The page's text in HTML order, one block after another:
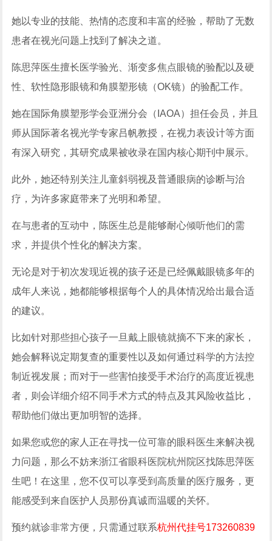
她以专业的技能、热情的态度和丰富的经验，帮助了无数
患者在视光问题上找到了解决之道。
陈思萍医生擅长医学验光、渐变多焦点眼镜的验配以及硬
性、软性隐形眼镜和角膜塑形镜（OK镜）的验配工作。
她在国际角膜塑形学会亚洲分会（IAOA）担任会员，并且
师从国际著名视光学专家吕帆教授，在视力表设计等方面
有深入研究，其研究成果被收录在国内核心期刊中展示。
此外，她还特别关注儿童斜弱视及普通眼病的诊断与治
疗，为许多家庭带来了光明和希望。
在与患者的互动中，陈医生总是能够耐心倾听他们的需
求，并提供个性化的解决方案。
无论是对于初次发现近视的孩子还是已经佩戴眼镜多年的
成年人来说，她都能够根据每个人的具体情况给出最合适
的建议。
比如针对那些担心孩子一旦戴上眼镜就摘不下来的家长，
她会解释说定期复查的重要性以及如何通过科学的方法控
制近视发展；而对于一些害怕接受手术治疗的高度近视患
者，则会详细介绍不同手术方式的特点及其风险收益比，
帮助他们做出更加明智的选择。
如果您或您的家人正在寻找一位可靠的眼科医生来解决视
力问题，那么不妨来浙江省眼科医院杭州院区找陈思萍医
生吧！在这里，您不仅可以享受到高质量的医疗服务，更
能感受到来自医护人员那份真诚而温暖的关怀。
预约就诊非常方便，只需通过联系杭州代挂号173260839